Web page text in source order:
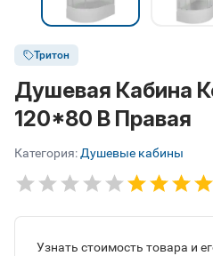
Тритон
Душевая Кабина
120*80 В Правая
Категория: Душевые кабины
Узнать стоимость товара и